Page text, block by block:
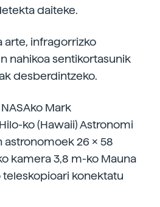
daiteke.
arte, infragorrizko
nahikoa sentikortasunik
desberdintzeko.
Mark
ko (Hawaii) Astronomi
astronomoek 26 x 58
kamera 3,8 m-ko Mauna
konektatu